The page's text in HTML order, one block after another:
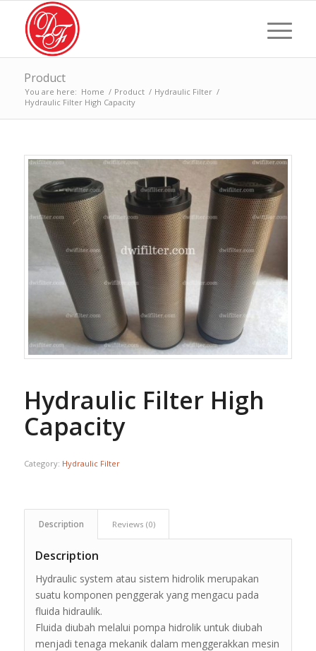
Product
You are here: Home / Product / Hydraulic Filter /
Hydraulic Filter High Capacity
Hydraulic Filter High
Capacity
Category: Hydraulic Filter
Description Reviews (0)
Description
Hydraulic system atau sistem hidrolik merupakan
suatu komponen penggerak yang mengacu pada
fluida hidraulik.
Fluida diubah melalui pompa hidrolik untuk diubah
menjadi tenaga mekanik dalam menggerakkan mesin